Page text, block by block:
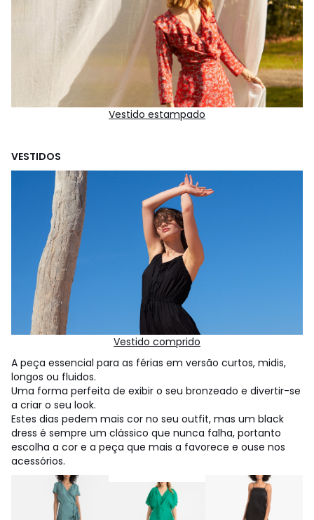
Vestido estampado
VESTIDOS
Vestido comprido
A peça essencial para as férias em versão curtos, midis,
longos ou fluidos.
Uma forma perfeita de exibir o seu bronzeado e divertir-se
a criar o seu look.
Estes dias pedem mais cor no seu outfit, mas um black
dress é sempre um clássico que nunca falha, portanto
escolha a cor e a peça que mais a favorece e ouse nos
acessórios.